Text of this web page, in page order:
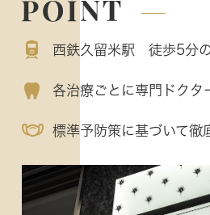
西鉄久留米駅 徒歩5分の
各治療ごとに専門ドクタ
標準予防策に基づいて徹